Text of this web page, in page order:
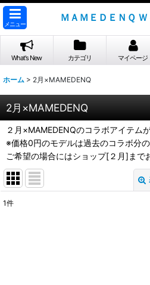
メニュー
ＭＡＭＥＤＥＮＱ
What's New カテゴリ マイページ
ホーム > 2月×MAMEDENQ
2月×MAMEDENQ
２月×MAMEDENQのコラボアイテム
※価格0円のモデルは過去のコラボ分の
ご希望の場合にはショップ[２月]まで
1件